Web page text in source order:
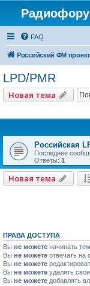
FAQ
Российский ФМ проект
LPD/PMR
Новая тема
Российская
Последнее
Ответы: 1
Новая тема
ПРАВА ДОСТУПА
Вы не можете начинать
Вы не можете отвечать на
Вы не можете
Вы не можете удалять
Вы не можете добавлять